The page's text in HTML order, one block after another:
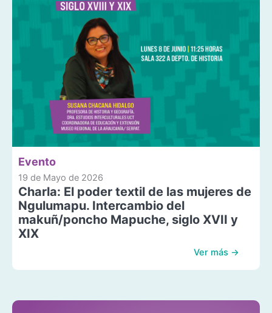
Evento
19 de Mayo de 2026
Charla: El poder textil de las mujeres de
Ngulumapu. Intercambio del
makuñ/poncho Mapuche, siglo XVII y
XIX
Ver más →